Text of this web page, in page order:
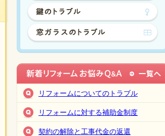
リフォームについてのトラブル
リフォームに対する補助金制度
契約の解除と工事代金の返還